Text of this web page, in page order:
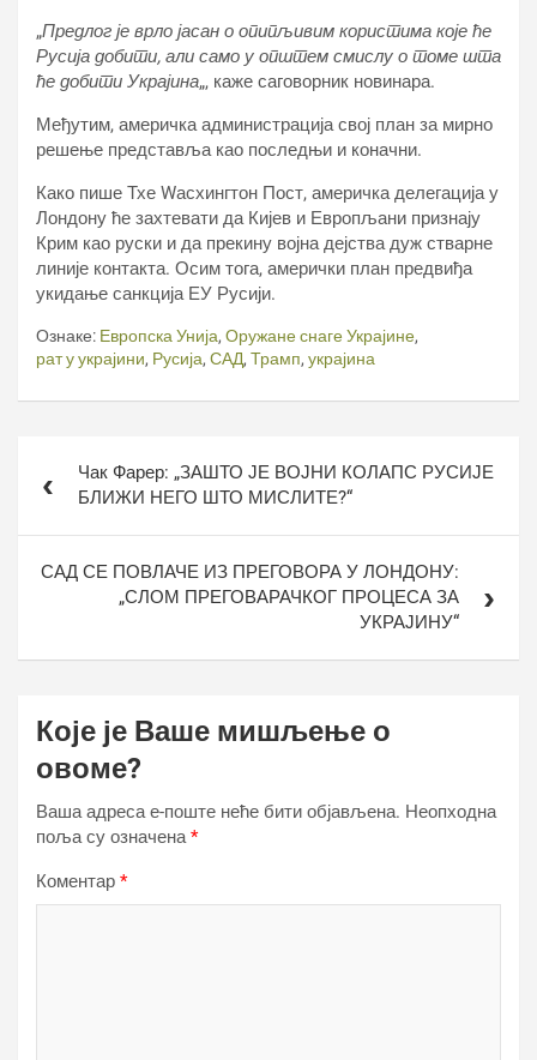
„Предлог је врло јасан о опипљивим користима које ће
Русија добити, али само у општем смислу о томе шта
ће добити Украјина„, каже саговорник новинара.
Међутим, америчка администрација свој план за мирно
решење представља као последњи и коначни.
Како пише Тхе Wасхингтон Пост, америчка делегација у
Лондону ће захтевати да Кијев и Европљани признају
Крим као руски и да прекину војна дејства дуж стварне
линије контакта. Осим тога, амерички план предвиђа
укидање санкција ЕУ Русији.
Ознаке: Европска Унија, Оружане снаге Украјине,
рат у украјини, Русија, САД, Трамп, украјина
чланкаЧак Фарер: „ЗАШТО ЈЕ ВОЈНИ КОЛАПС РУСИЈЕ
БЛИЖИ НЕГО ШТО МИСЛИТЕ?“
САД СЕ ПОВЛАЧЕ ИЗ ПРЕГОВОРА У ЛОНДОНУ:
„СЛОМ ПРЕГОВАРАЧКОГ ПРОЦЕСА ЗА
УКРАЈИНУ“
Које је Ваше мишљење о
овоме?
Ваша адреса е-поште неће бити објављена. Неопходна
поља су означена*
Коментар *